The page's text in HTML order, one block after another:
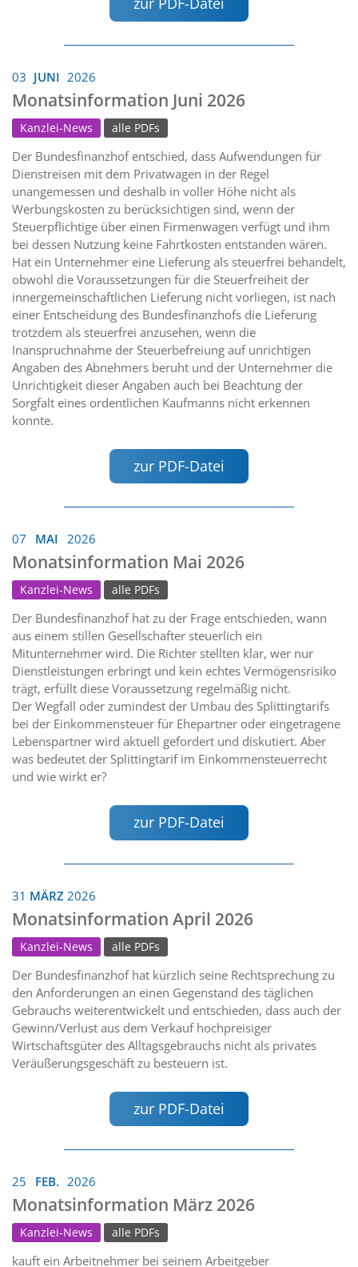
03 JUNI 2026
Monatsinformation Juni 2026
Kanzlei-News alle PDFs
Der Bundesfinanzhof entschied, dass Aufwendungen für
Dienstreisen mit dem Privatwagen in der Regel
unangemessen und deshalb in voller Höhe nicht als
Werbungskosten zu berücksichtigen sind, wenn der
Steuerpflichtige über einen Firmenwagen verfügt und ihm
bei dessen Nutzung keine Fahrtkosten entstanden wären.
Hat ein Unternehmer eine Lieferung als steuerfrei behandelt,
obwohl die Voraussetzungen für die Steuerfreiheit der
innergemeinschaftlichen Lieferung nicht vorliegen, ist nach
einer Entscheidung des Bundesfinanzhofs die Lieferung
trotzdem als steuerfrei anzusehen, wenn die
Inanspruchnahme der Steuerbefreiung auf unrichtigen
Angaben des Abnehmers beruht und der Unternehmer die
Unrichtigkeit dieser Angaben auch bei Beachtung der
Sorgfalt eines ordentlichen Kaufmanns nicht erkennen
konnte.
zur PDF-Datei
07 MAI 2026
Monatsinformation Mai 2026
Kanzlei-News alle PDFs
Der Bundesfinanzhof hat zu der Frage entschieden, wann
aus einem stillen Gesellschafter steuerlich ein
Mitunternehmer wird. Die Richter stellten klar, wer nur
Dienstleistungen erbringt und kein echtes Vermögensrisiko
trägt, erfüllt diese Voraussetzung regelmäßig nicht.
Der Wegfall oder zumindest der Umbau des Splittingtarifs
bei der Einkommensteuer für Ehepartner oder eingetragene
Lebenspartner wird aktuell gefordert und diskutiert. Aber
was bedeutet der Splittingtarif im Einkommensteuerrecht
und wie wirkt er?
zur PDF-Datei
31 MÄRZ 2026
Monatsinformation April 2026
Kanzlei-News alle PDFs
Der Bundesfinanzhof hat kürzlich seine Rechtsprechung zu
den Anforderungen an einen Gegenstand des täglichen
Gebrauchs weiterentwickelt und entschieden, dass auch der
Gewinn/Verlust aus dem Verkauf hochpreisiger
Wirtschaftsgüter des Alltagsgebrauchs nicht als privates
Veräußerungsgeschäft zu besteuern ist.
zur PDF-Datei
25 FEB. 2026
Monatsinformation März 2026
Kanzlei-News alle PDFs
kauft ein Arbeitnehmer bei seinem Arbeitgeber